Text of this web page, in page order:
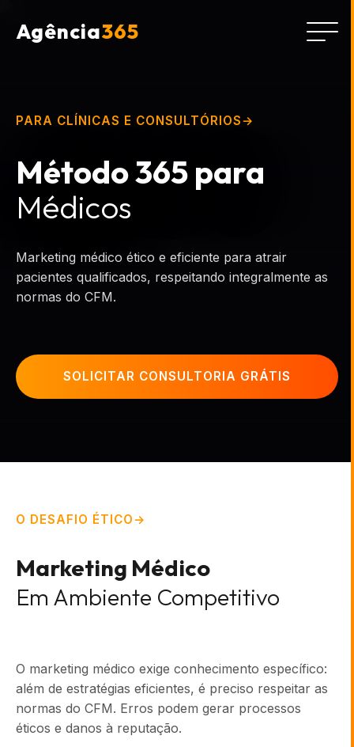
Agência365
PARA CLÍNICAS E CONSULTÓRIOS
Método 365 para
Médicos
Marketing médico ético e eficiente para atrair
pacientes qualificados, respeitando integralmente as
normas do CFM.
SOLICITAR CONSULTORIA GRÁTIS
O DESAFIO ÉTICO
Marketing Médico
Em Ambiente Competitivo
O marketing médico exige conhecimento específico:
além de estratégias eficientes, é preciso respeitar as
normas do CFM. Erros podem gerar processos
éticos e danos à reputação.